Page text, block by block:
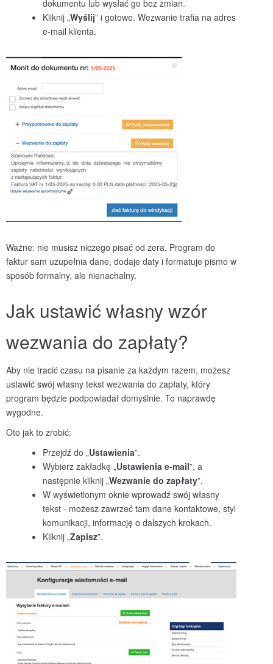
dokumentu lub wysłać go bez zmian.
Kliknij „Wyślij” i gotowe. Wezwanie trafia na adres
e-mail klienta.
Ważne: nie musisz niczego pisać od zera. Program do
faktur sam uzupełnia dane, dodaje daty i formatuje pismo w
sposób formalny, ale nienachalny.
Jak ustawić własny wzór
wezwania do zapłaty?
Aby nie tracić czasu na pisanie za każdym razem, możesz
ustawić swój własny tekst wezwania do zapłaty, który
program będzie podpowiadał domyślnie. To naprawdę
wygodne.
Oto jak to zrobić:
Przejdź do „Ustawienia”.
Wybierz zakładkę „Ustawienia e-mail”, a
następnie kliknij „Wezwanie do zapłaty”.
W wyświetlonym oknie wprowadź swój własny
tekst - możesz zawrzeć tam dane kontaktowe, styl
komunikacji, informację o dalszych krokach.
Kliknij „Zapisz”.